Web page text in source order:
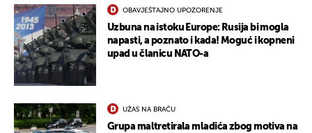
OBAVJEŠTAJNO UPOZORENJE
Uzbuna na istoku Europe: Rusija bi mogla
napasti, a poznato i kada! Moguć i kopneni
upad u članicu NATO-a
UŽAS NA BRAČU
Grupa maltretirala mladića zbog motiva na